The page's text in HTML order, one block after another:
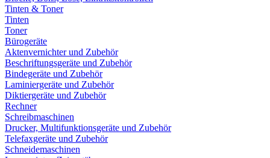
Tinten & Toner
Tinten
Toner
Bürogeräte
Aktenvernichter und Zubehör
Beschriftungsgeräte und Zubehör
Bindegeräte und Zubehör
Laminiergeräte und Zubehör
Diktiergeräte und Zubehör
Rechner
Schreibmaschinen
Drucker, Multifunktionsgeräte und Zubehör
Telefaxgeräte und Zubehör
Schneidemaschinen